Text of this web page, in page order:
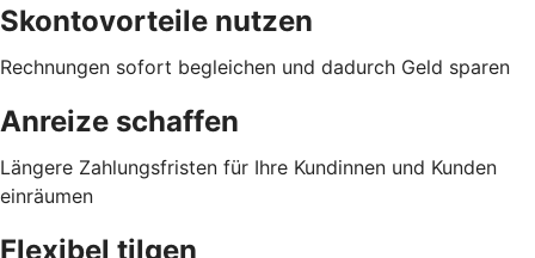
Skontovorteile nutzen
Rechnungen sofort begleichen und dadurch Geld sparen
Anreize schaffen
Längere Zahlungsfristen für Ihre Kundinnen und Kunden
einräumen
Flexibel tilgen